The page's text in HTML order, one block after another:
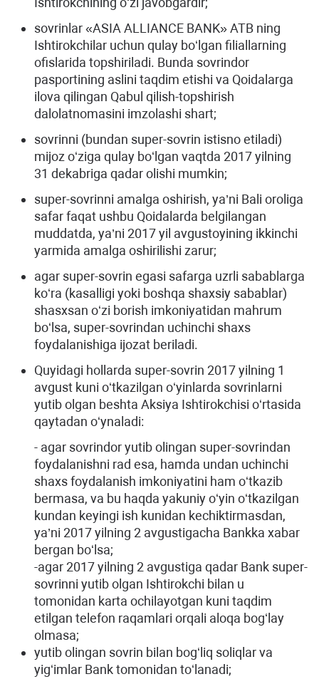
sovrinlar «ASIA ALLIANCE BANK» ATB ning
Ishtirokchilar uchun qulay boʻlgan filiallarning
ofislarida topshiriladi. Bunda sovrindor
pasportining aslini taqdim etishi va Qoidalarga
ilova qilingan Qabul qilish-topshirish
dalolatnomasini imzolashi shart;
sovrinni (bundan super-sovrin istisno etiladi)
mijoz oʻziga qulay boʻlgan vaqtda 2017 yilning
31 dekabriga qadar olishi mumkin;
super-sovrinni amalga oshirish, ya’ni Bali oroliga
safar faqat ushbu Qoidalarda belgilangan
muddatda, ya’ni 2017 yil avgustoyining ikkinchi
yarmida amalga oshirilishi zarur;
agar super-sovrin egasi safarga uzrli sabablarga
koʻra (kasalligi yoki boshqa shaxsiy sabablar)
shasxsan oʻzi borish imkoniyatidan mahrum
boʻlsa, super-sovrindan uchinchi shaxs
foydalanishiga ijozat beriladi.
Quyidagi hollarda super-sovrin 2017 yilning 1
avgust kuni oʻtkazilgan oʻyinlarda sovrinlarni
yutib olgan beshta Aksiya Ishtirokchisi oʻrtasida
qaytadan oʻynaladi:
- agar sovrindor yutib olingan super-sovrindan
foydalanishni rad esa, hamda undan uchinchi
shaxs foydalanish imkoniyatini ham oʻtkazib
bermasa, va bu haqda yakuniy oʻyin oʻtkazilgan
kundan keyingi ish kunidan kechiktirmasdan,
ya’ni 2017 yilning 2 avgustigacha Bankka xabar
bergan boʻlsa;
-agar 2017 yilning 2 avgustiga qadar Bank super-
sovrinni yutib olgan Ishtirokchi bilan u
tomonidan karta ochilayotgan kuni taqdim
etilgan telefon raqamlari orqali aloqa bogʻlay
olmasa;
yutib olingan sovrin bilan bogʻliq soliqlar va
yigʻimlar Bank tomonidan toʻlanadi;